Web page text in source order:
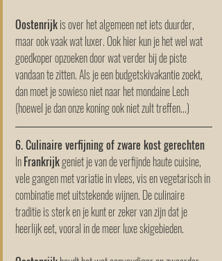
Oostenrijk is over het algemeen net iets duurder,
maar ook vaak wat luxer. Ook hier kun je het wel wat
goedkoper opzoeken door wat verder bij de piste
vandaan te zitten. Als je een budgetskivakantie zoekt,
dan moet je sowieso niet naar het mondaine Lech
(hoewel je dan onze koning ook niet zult treffen...)
6. Culinaire verfijning of zware kost gerechten
In Frankrijk geniet je van de verfijnde haute cuisine,
vele gangen met variatie in vlees, vis en vegetarisch in
combinatie met uitstekende wijnen. De culinaire
traditie is sterk en je kunt er zeker van zijn dat je
heerlijk eet, vooral in de meer luxe skigebieden.